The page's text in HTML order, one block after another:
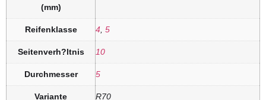
(mm)
Reifenklasse 4 5
Seitenverh?ltnis 10
Durchmesser 5
Variante R70